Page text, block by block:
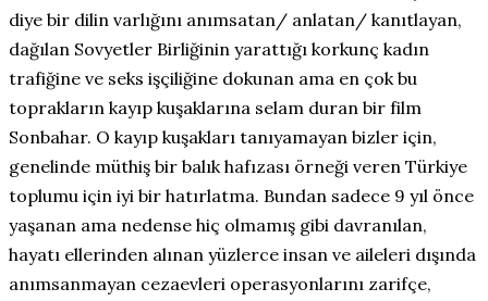
diye bir dilin varlığını anımsatan/ anlatan/ kanıtlayan,
dağılan Sovyetler Birliğinin yarattığı korkunç kadın
trafiğine ve seks işçiliğine dokunan ama en çok bu
toprakların kayıp kuşaklarına selam duran bir film
Sonbahar. O kayıp kuşakları tanıyamayan bizler için,
genelinde müthiş bir balık hafızası örneği veren Türkiye
toplumu için iyi bir hatırlatma. Bundan sadece 9 yıl önce
yaşanan ama nedense hiç olmamış gibi davranılan,
hayatı ellerinden alınan yüzlerce insan ve aileleri dışında
anımsanmayan cezaevleri operasyonlarını zarifçe,